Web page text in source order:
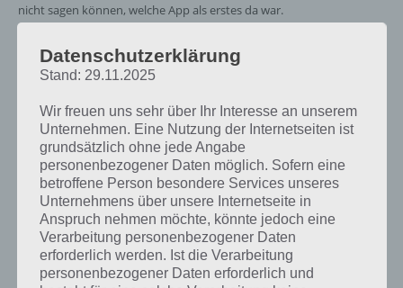
nicht sagen können, welche App als erstes da war.
Datenschutzerklärung
Stand: 29.11.2025
Wir freuen uns sehr über Ihr Interesse an unserem
Unternehmen. Eine Nutzung der Internetseiten ist
grundsätzlich ohne jede Angabe
personenbezogener Daten möglich. Sofern eine
betroffene Person besondere Services unseres
Unternehmens über unsere Internetseite in
Anspruch nehmen möchte, könnte jedoch eine
Verarbeitung personenbezogener Daten
erforderlich werden. Ist die Verarbeitung
personenbezogener Daten erforderlich und